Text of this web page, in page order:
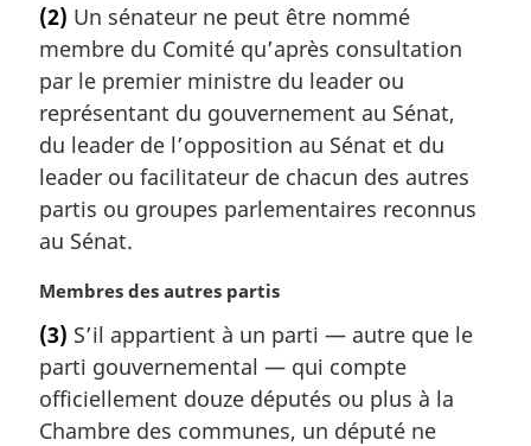
n
a
e
:
t
e
m
a
g
i
n
a
e
(2) Un sénateur ne peut être nommé
membre du Comité qu’après consultation
par le premier ministre du leader ou
représentant du gouvernement au Sénat,
du leader de l’opposition au Sénat et du
leader ou facilitateur de chacun des autres
partis ou groupes parlementaires reconnus
au Sénat.
N
t
e
m
a
Membres des autres partis
(3) S’il appartient à un parti — autre que le
parti gouvernemental — qui compte
officiellement douze députés ou plus à la
Chambre des communes, un député ne